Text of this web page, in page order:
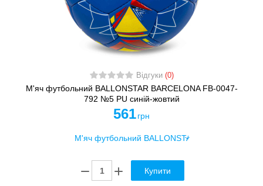
Відгуки (0)
М'яч футбольний BALLONSTAR BARCELONA FB-0047-
792 №5 PU синій-жовтий
561 грн
Купити